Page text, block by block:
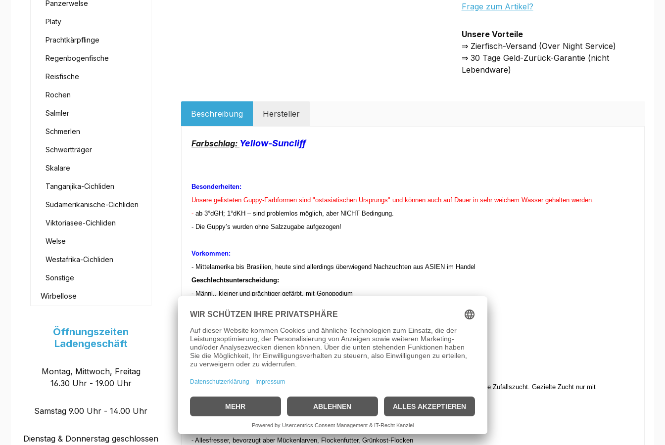
Panzerwelse
Platy
Prachtkärpflinge
Regenbogenfische
Reisfische
Rochen
Salmler
Schmerlen
Schwertträger
Skalare
Tanganjika-Cichliden
Südamerikanische-Cichliden
Viktoriasee-Cichliden
Welse
Westafrika-Cichliden
Sonstige
Wirbellose
Öffnungszeiten
Ladengeschäft
Montag, Mittwoch, Freitag
16.30 Uhr - 19.00 Uhr
Samstag 9.00 Uhr - 14.00 Uhr
Dienstag & Donnerstag geschlossen
Frage zum Artikel?
Unsere Vorteile
⇒ Zierfisch-Versand (Over Night Service)
⇒ 30 Tage Geld-Zurück-Garantie (nicht
Lebendware)
Beschreibung Hersteller
Farbschlag: Yellow-Suncliff
Besonderheiten:
Unsere gelisteten Guppy-Farbformen sind "ostasiatischen Ursprungs" und können auch auf Dauer in sehr weichem Wasser gehalten werden.
- ab 3°dGH; 1°dKH – sind problemlos möglich, aber NICHT Bedingung.
- Die Guppy’s wurden ohne Salzzugabe aufgezogen!
Vorkommen:
- Mittelamerika bis Brasilien, heute sind allerdings überwiegend Nachzuchten aus ASIEN im Handel
Geschlechtsunterscheidung:
- Männl., kleiner und prächtiger gefärbt, mit Gonopodium
- Den ausdauernden Guppy kann man in nahezu jedem Aquarium pflegen.
- PH-Wert 7,0 – 8,5, Härte 8-30°dGH
-Möglichst gut bepflanzte Becken jeder Größe
Oberflächenpflanzen wie Schwimmfarn, Froschbiß oder ähnl. bieten den Jungen Schutz und fördern die Zufallszucht. Gezielte Zucht nur mit
Ablaichkasten möglich. 20-40 Junge.
Jungfische mit "entkapselten Artemia oder Staubfutter aufziehen.
-Allesfresser, bevorzugt aber Mückenlarven, Flockenfutter, Grünkost-Flocken